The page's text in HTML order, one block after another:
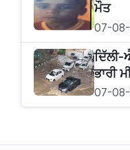
ਮੌਤ
07-
ਭਾਰੀ
07-